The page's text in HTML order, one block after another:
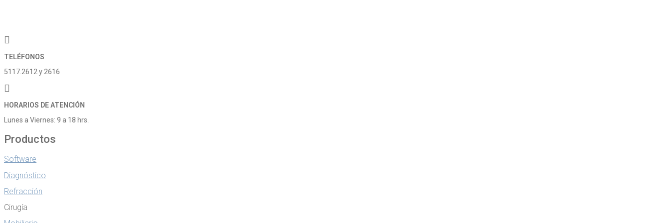
TELÉFONOS
5117.2612 y 2616
HORARIOS DE ATENCIÓN
Lunes a Viernes: 9 a 18 hrs.
Productos
Software
Diagnóstico
Refracción
Cirugía